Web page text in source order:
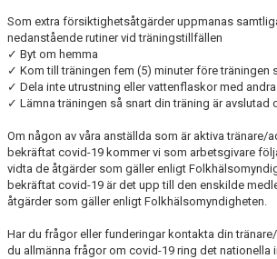
Som extra försiktighetsåtgärder uppmanas
nedanstående rutiner vid träningstillfällen
✓ Byt om hemma
✓ Kom till träningen fem (5) minuter före träningen
✓ Dela inte utrustning eller vattenflaskor med andra
✓ Lämna träningen så snart din träning är avslutad
Om någon av våra anställda som är aktiva tränare/
bekräftat covid-19 kommer vi som arbetsgivare
vidta de åtgärder som gäller enligt
bekräftat covid-19 är det upp till den enskilde
åtgärder som gäller enligt Folkhälsomyndigheten.
Har du frågor eller funderingar kontakta din
du allmänna frågor om covid-19 ring det nationella